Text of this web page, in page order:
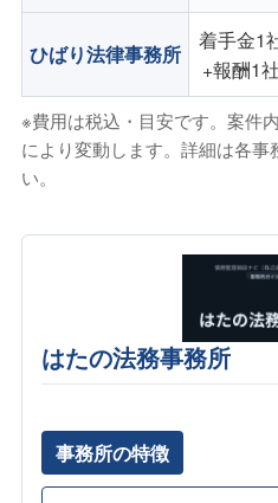
ひばり法律事務所
着手金1
+報酬1
※費用は税込・目安です。案件
により変動します。詳細は各事
い。
はたの法務事務所
事務所の特徴